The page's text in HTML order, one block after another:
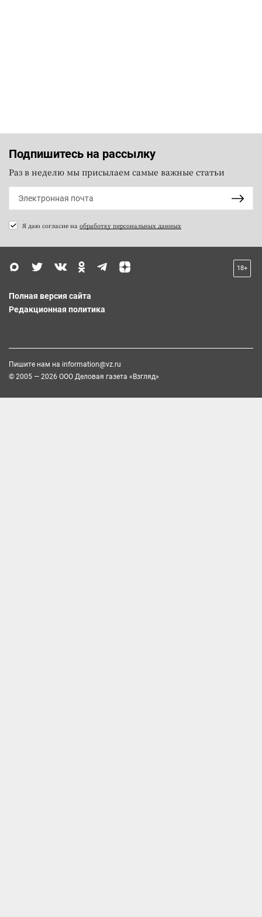
Подпишитесь на рассылку
Раз в неделю мы присылаем самые важные статьи
Я даю согласие на обработку персональных данных
18+
Полная версия сайта
Редакционная политика
Пишите нам на information@vz.ru
© 2005 — 2026 ООО Деловая газета «Взгляд»